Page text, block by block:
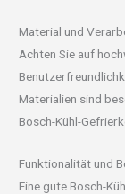
Material und
Achten Sie auf
Materialien sind
Bosch-Kühl-
Funktionalität und
Eine gute Bosch-